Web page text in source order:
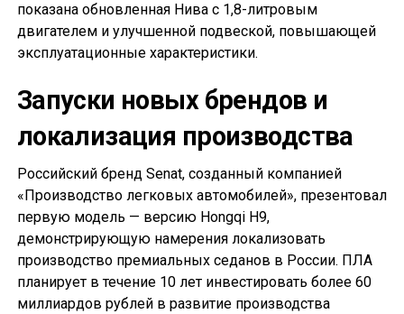
показана обновленная Нива с 1,8-литровым
двигателем и улучшенной подвеской, повышающей
эксплуатационные характеристики.
Запуски новых брендов и
локализация производства
Российский бренд Senat, созданный компанией
«Производство легковых автомобилей», презентовал
первую модель — версию Hongqi H9,
демонстрирующую намерения локализовать
производство премиальных седанов в России. ПЛА
планирует в течение 10 лет инвестировать более 60
миллиардов рублей в развитие производства